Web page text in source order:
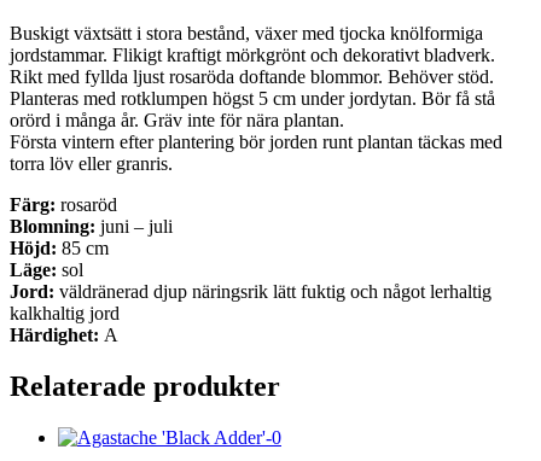
Buskigt växtsätt i stora bestånd, växer med tjocka knölformiga
jordstammar. Flikigt kraftigt mörkgrönt och dekorativt bladverk.
Rikt med fyllda ljust rosaröda doftande blommor. Behöver stöd.
Planteras med rotklumpen högst 5 cm under jordytan. Bör få stå
orörd i många år. Gräv inte för nära plantan.
Första vintern efter plantering bör jorden runt plantan täckas med
torra löv eller granris.
Färg: rosaröd
Blomning: juni – juli
Höjd: 85 cm
Läge: sol
Jord: väldränerad djup näringsrik lätt fuktig och något lerhaltig
kalkhaltig jord
Härdighet: A
Relaterade produkter